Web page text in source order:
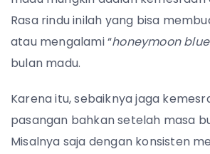
Rasa rindu inilah yang bisa
atau mengalami “honeymoon
bulan madu.
Karena itu, sebaiknya jaga
pasangan bahkan setelah masa
Misalnya saja dengan konsisten